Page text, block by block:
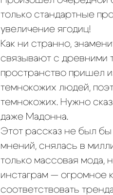
только стандартные
увеличение ягодиц!
Как ни странно,
связывают с древними
пространство пришел
темнокожих людей,
темнокожих. Нужно
даже Мадонна.
Этот рассказ не был
мнений, снялась в
только массовая мода,
инстаграм — огромное
соответствовать